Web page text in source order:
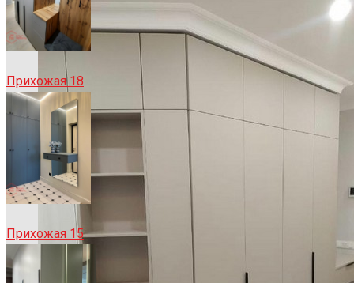
Прихожая 18
Прихожая 15